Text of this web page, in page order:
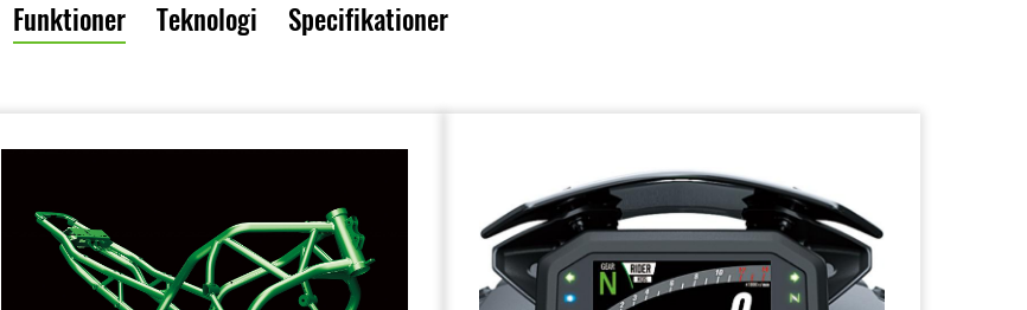
Funktioner Teknologi Specifikationer